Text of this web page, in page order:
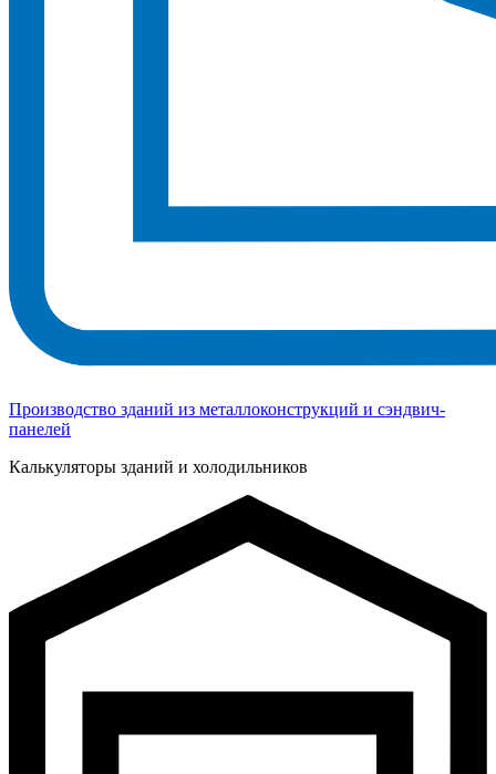
Производство зданий из металлоконструкций и сэндвич-
панелей
Калькуляторы зданий и холодильников